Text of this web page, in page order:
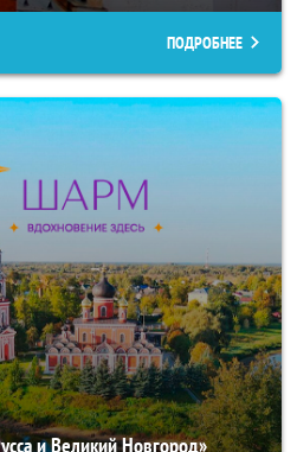
ПОДРОБНЕЕ
и Великий Новгород»